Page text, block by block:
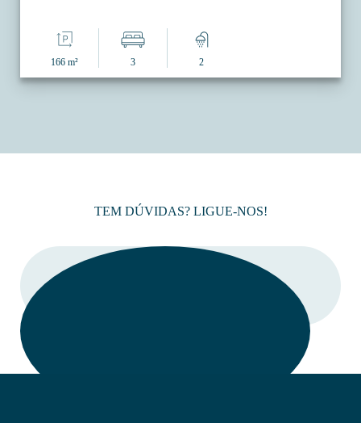
166 m² 3 2
TEM DÚVIDAS? LIGUE-NOS!